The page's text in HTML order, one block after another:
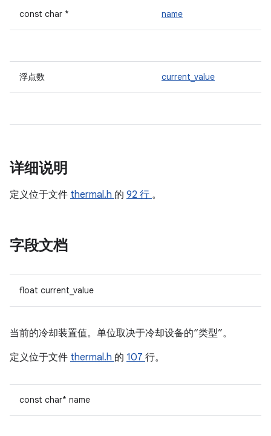
const char * name
浮点数 current_value
详细说明
定义位于文件 thermal.h 的 92 行 。
字段文档
float current_value
当前的冷却装置值。单位取决于冷却设备的“类型”。
定义位于文件 thermal.h 的 107 行。
const char* name